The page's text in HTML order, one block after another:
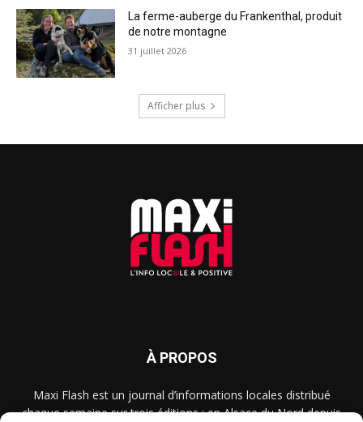
La ferme-auberge du Frankenthal, produit
de notre montagne
31 juillet 2026
Afficher plus
À PROPOS
Maxi Flash est un journal d’informations locales distribué
chaque semaine sur trois éditions : en Alsace du Nord depuis